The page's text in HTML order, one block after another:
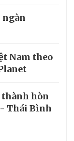
ngàn
Nam theo
thành hòn
- Thái Bình